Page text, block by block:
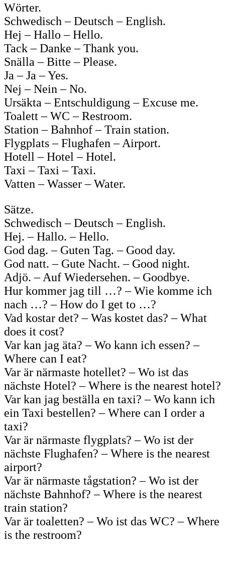
Wörter.
Schwedisch – Deutsch – English.
Hej – Hallo – Hello.
Tack – Danke – Thank you.
Snälla – Bitte – Please.
Ja – Ja – Yes.
Nej – Nein – No.
Ursäkta – Entschuldigung – Excuse me.
Toalett – WC – Restroom.
Station – Bahnhof – Train station.
Flygplats – Flughafen – Airport.
Hotell – Hotel – Hotel.
Taxi – Taxi – Taxi.
Vatten – Wasser – Water.
Sätze.
Schwedisch – Deutsch – English.
Hej. – Hallo. – Hello.
God dag. – Guten Tag. – Good day.
God natt. – Gute Nacht. – Good night.
Adjö. – Auf Wiedersehen. – Goodbye.
Hur kommer jag till …? – Wie komme ich
nach …? – How do I get to …?
Vad kostar det? – Was kostet das? – What
does it cost?
Var kan jag äta? – Wo kann ich essen? –
Where can I eat?
Var är närmaste hotellet? – Wo ist das
nächste Hotel? – Where is the nearest hotel?
Var kan jag beställa en taxi? – Wo kann ich
ein Taxi bestellen? – Where can I order a
taxi?
Var är närmaste flygplats? – Wo ist der
nächste Flughafen? – Where is the nearest
airport?
Var är närmaste tågstation? – Wo ist der
nächste Bahnhof? – Where is the nearest
train station?
Var är toaletten? – Wo ist das WC? – Where
is the restroom?